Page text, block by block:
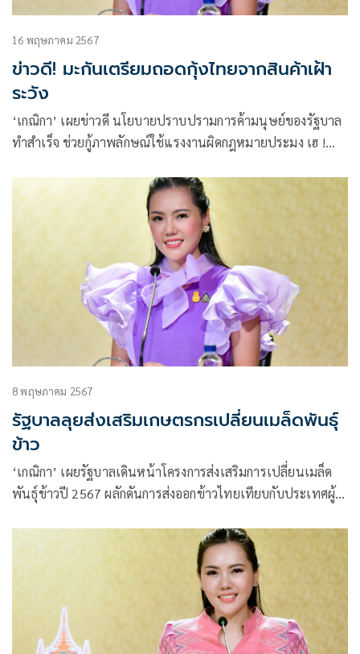
16 พฤษภาคม 2567
ข่าวดี! มะกันเตรียมถอดกุ้งไทยจากสินค้าเฝ้า
ระวัง
‘เกณิกา’ เผยข่าวดี นโยบายปราบปรามการค้ามนุษย์ของรัฐบาล
ทำสำเร็จ ช่วยกู้ภาพลักษณ์ใช้แรงงานผิดกฎหมายประมง เฮ !
8 พฤษภาคม 2567
รัฐบาลลุยส่งเสริมเกษตรกรเปลี่ยนเมล็ดพันธุ์
ข้าว
‘เกณิกา’ เผยรัฐบาลเดินหน้าโครงการส่งเสริมการเปลี่ยนเมล็ด
พันธุ์ข้าวปี 2567 ผลักดันการส่งออกข้าวไทยเทียบกับประเทศผู้